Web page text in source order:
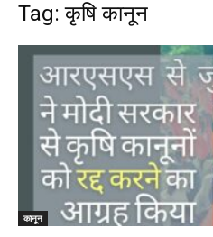
Tag: कृषि कानून
कानून